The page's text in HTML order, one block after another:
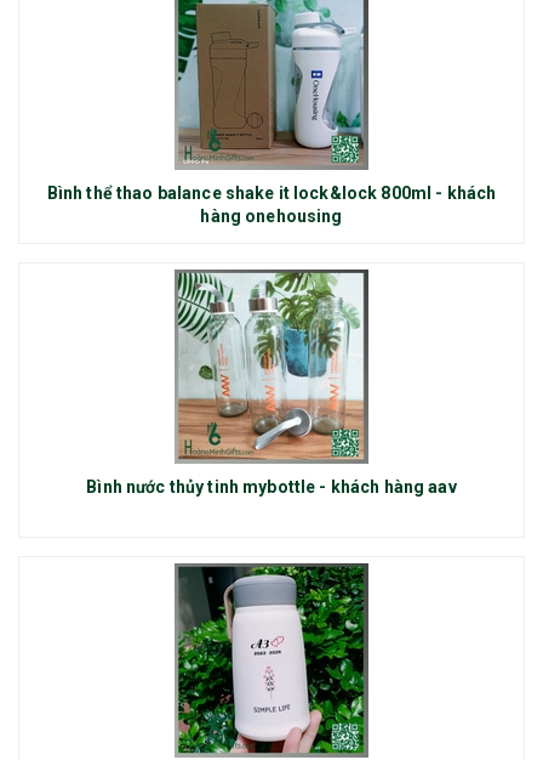
Bình thể thao balance shake it lock&lock 800ml - khách
hàng onehousing
Bình nước thủy tinh mybottle - khách hàng aav